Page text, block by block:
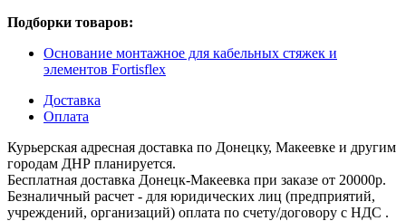
Подборки товаров:
Основание монтажное для кабельных стяжек и
элементов Fortisflex
Доставка
Оплата
Курьерская адресная доставка по Донецку, Макеевке и другим
городам ДНР планируется.
Бесплатная доставка Донецк-Макеевка при заказе от 20000р.
Безналичный расчет - для юридических лиц (предприятий,
учреждений, организаций) оплата по счету/договору с НДС .